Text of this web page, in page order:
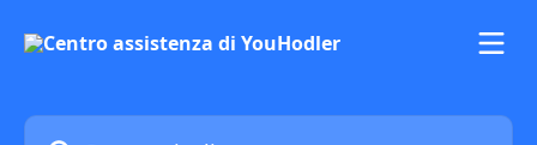
Cerca articoli…